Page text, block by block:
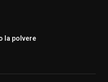
la polvere